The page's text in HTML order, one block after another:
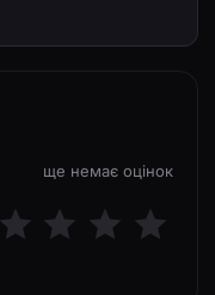
ще немає оцінок